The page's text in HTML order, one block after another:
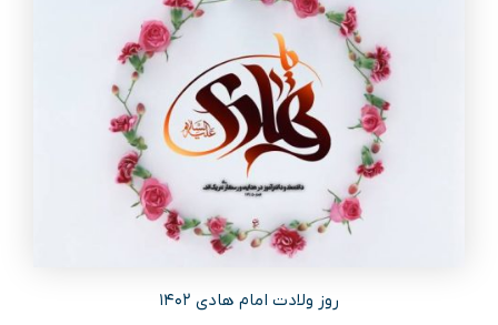
روز ولادت امام هادی ۱۴۰۲